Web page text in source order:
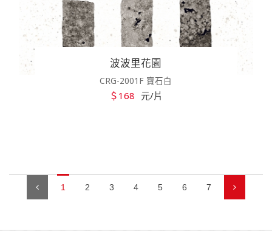
波波里花園
CRG-2001F 寶石白
＄168 元/片
1 2 3 4 5 6 7